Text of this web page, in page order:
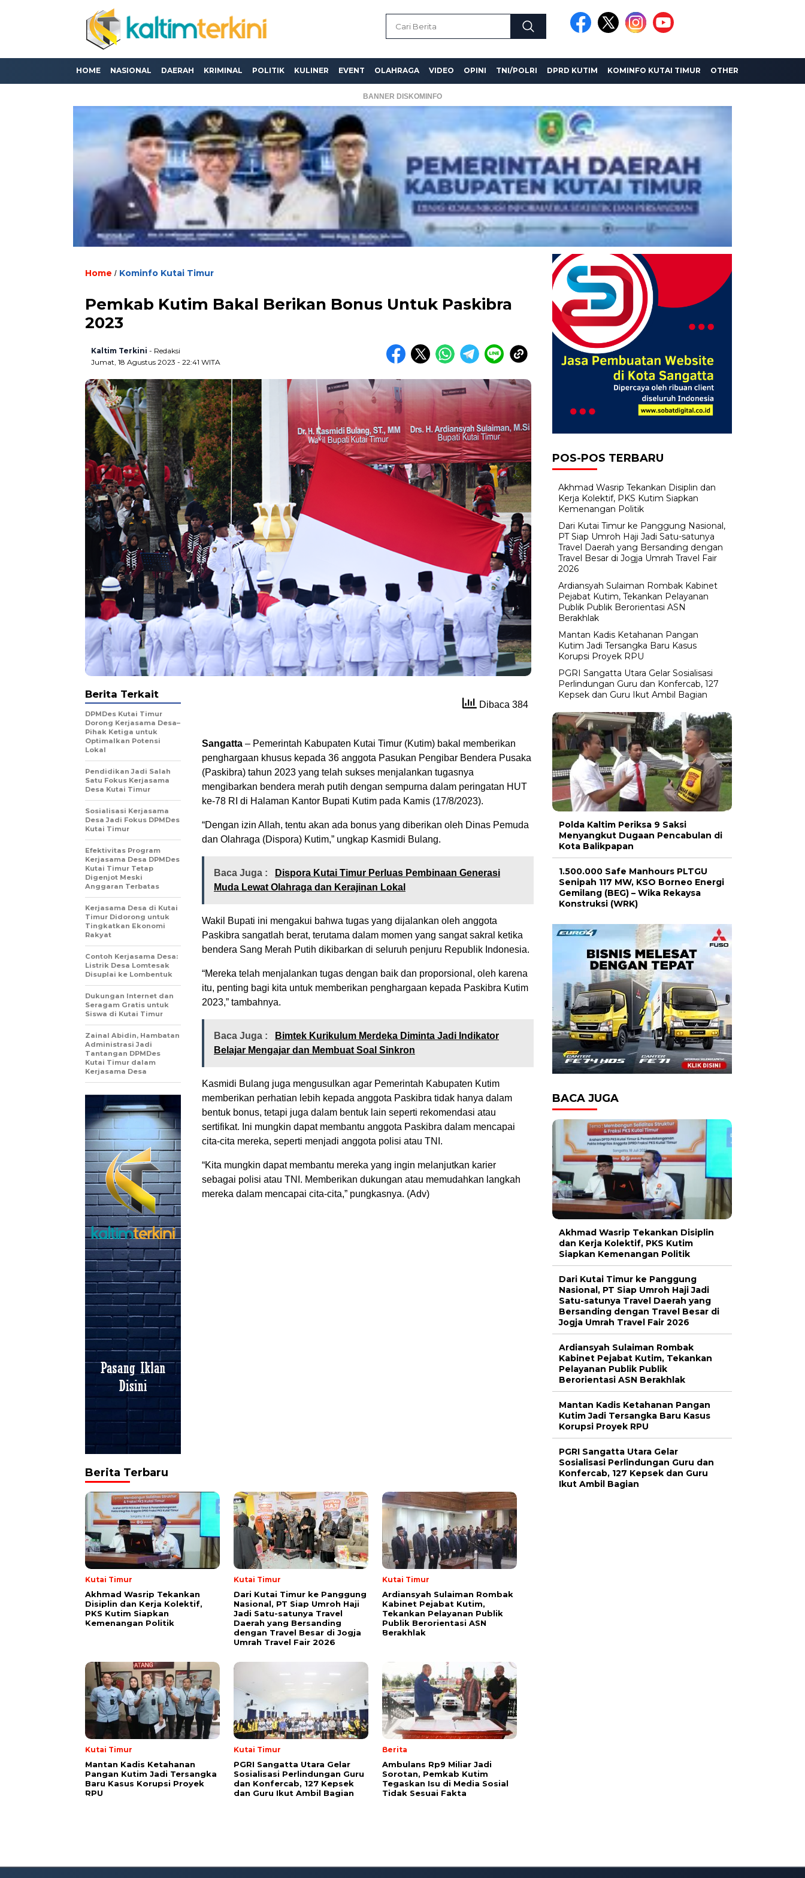
HOME NASIONAL DAERAH KRIMINAL POLITIK KULINER EVENT OLAHRAGA VIDEO OPINI TNI/POLRI DPRD KUTIM KOMINFO KUTAI TIMUR OTHER
BANNER DISKOMINFO
Home / Kominfo Kutai Timur
Pemkab Kutim Bakal Berikan Bonus Untuk Paskibra
2023
Kaltim Terkini - Redaksi
Jumat, 18 Agustus 2023 - 22:41 WITA
Dibaca 384
Sangatta – Pemerintah Kabupaten Kutai Timur (Kutim) bakal memberikan
penghargaan khusus kepada 36 anggota Pasukan Pengibar Bendera Pusaka
(Paskibra) tahun 2023 yang telah sukses menjalankan tugasnya
mengibarkan bendera merah putih dengan sempurna dalam peringatan HUT
ke-78 RI di Halaman Kantor Bupati Kutim pada Kamis (17/8/2023).
“Dengan izin Allah, tentu akan ada bonus yang diberikan oleh Dinas Pemuda
dan Olahraga (Dispora) Kutim,” ungkap Kasmidi Bulang.
Baca Juga :
Dispora Kutai Timur Perluas Pembinaan Generasi
Muda Lewat Olahraga dan Kerajinan Lokal
Wakil Bupati ini mengakui bahwa tugas yang dijalankan oleh anggota
Paskibra sangatlah berat, terutama dalam momen yang sangat sakral ketika
bendera Sang Merah Putih dikibarkan di seluruh penjuru Republik Indonesia.
“Mereka telah menjalankan tugas dengan baik dan proporsional, oleh karena
itu, penting bagi kita untuk memberikan penghargaan kepada Paskibra Kutim
2023,” tambahnya.
Baca Juga :
Bimtek Kurikulum Merdeka Diminta Jadi Indikator
Belajar Mengajar dan Membuat Soal Sinkron
Kasmidi Bulang juga mengusulkan agar Pemerintah Kabupaten Kutim
memberikan perhatian lebih kepada anggota Paskibra tidak hanya dalam
bentuk bonus, tetapi juga dalam bentuk lain seperti rekomendasi atau
sertifikat. Ini mungkin dapat membantu anggota Paskibra dalam mencapai
cita-cita mereka, seperti menjadi anggota polisi atau TNI.
“Kita mungkin dapat membantu mereka yang ingin melanjutkan karier
sebagai polisi atau TNI. Memberikan dukungan atau memudahkan langkah
mereka dalam mencapai cita-cita,” pungkasnya. (Adv)
Berita Terkait
DPMDes Kutai Timur
Dorong Kerjasama Desa–
Pihak Ketiga untuk
Optimalkan Potensi
Lokal
Pendidikan Jadi Salah
Satu Fokus Kerjasama
Desa Kutai Timur
Sosialisasi Kerjasama
Desa Jadi Fokus DPMDes
Kutai Timur
Efektivitas Program
Kerjasama Desa DPMDes
Kutai Timur Tetap
Digenjot Meski
Anggaran Terbatas
Kerjasama Desa di Kutai
Timur Didorong untuk
Tingkatkan Ekonomi
Rakyat
Contoh Kerjasama Desa:
Listrik Desa Lomtesak
Disuplai ke Lombentuk
Dukungan Internet dan
Seragam Gratis untuk
Siswa di Kutai Timur
Zainal Abidin, Hambatan
Administrasi Jadi
Tantangan DPMDes
Kutai Timur dalam
Kerjasama Desa
Berita Terbaru
Kutai Timur
Akhmad Wasrip Tekankan
Disiplin dan Kerja Kolektif,
PKS Kutim Siapkan
Kemenangan Politik
Kutai Timur
Dari Kutai Timur ke Panggung
Nasional, PT Siap Umroh Haji
Jadi Satu-satunya Travel
Daerah yang Bersanding
dengan Travel Besar di Jogja
Umrah Travel Fair 2026
Kutai Timur
Ardiansyah Sulaiman Rombak
Kabinet Pejabat Kutim,
Tekankan Pelayanan Publik
Publik Berorientasi ASN
Berakhlak
Kutai Timur
Mantan Kadis Ketahanan
Pangan Kutim Jadi Tersangka
Baru Kasus Korupsi Proyek
RPU
Kutai Timur
PGRI Sangatta Utara Gelar
Sosialisasi Perlindungan Guru
dan Konfercab, 127 Kepsek
dan Guru Ikut Ambil Bagian
Berita
Ambulans Rp9 Miliar Jadi
Sorotan, Pemkab Kutim
Tegaskan Isu di Media Sosial
Tidak Sesuai Fakta
POS-POS TERBARU
Akhmad Wasrip Tekankan Disiplin dan
Kerja Kolektif, PKS Kutim Siapkan
Kemenangan Politik
Dari Kutai Timur ke Panggung Nasional,
PT Siap Umroh Haji Jadi Satu-satunya
Travel Daerah yang Bersanding dengan
Travel Besar di Jogja Umrah Travel Fair
2026
Ardiansyah Sulaiman Rombak Kabinet
Pejabat Kutim, Tekankan Pelayanan
Publik Publik Berorientasi ASN
Berakhlak
Mantan Kadis Ketahanan Pangan
Kutim Jadi Tersangka Baru Kasus
Korupsi Proyek RPU
PGRI Sangatta Utara Gelar Sosialisasi
Perlindungan Guru dan Konfercab, 127
Kepsek dan Guru Ikut Ambil Bagian
Polda Kaltim Periksa 9 Saksi
Menyangkut Dugaan Pencabulan di
Kota Balikpapan
1.500.000 Safe Manhours PLTGU
Senipah 117 MW, KSO Borneo Energi
Gemilang (BEG) – Wika Rekaysa
Konstruksi (WRK)
BACA JUGA
Akhmad Wasrip Tekankan Disiplin
dan Kerja Kolektif, PKS Kutim
Siapkan Kemenangan Politik
Dari Kutai Timur ke Panggung
Nasional, PT Siap Umroh Haji Jadi
Satu-satunya Travel Daerah yang
Bersanding dengan Travel Besar di
Jogja Umrah Travel Fair 2026
Ardiansyah Sulaiman Rombak
Kabinet Pejabat Kutim, Tekankan
Pelayanan Publik Publik
Berorientasi ASN Berakhlak
Mantan Kadis Ketahanan Pangan
Kutim Jadi Tersangka Baru Kasus
Korupsi Proyek RPU
PGRI Sangatta Utara Gelar
Sosialisasi Perlindungan Guru dan
Konfercab, 127 Kepsek dan Guru
Ikut Ambil Bagian